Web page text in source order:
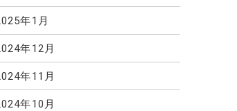
年1月
年12月
年11月
年10月